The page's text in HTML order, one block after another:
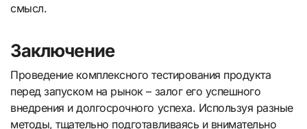
смысл.
Заключение
Проведение комплексного тестирования продукта
перед запуском на рынок – залог его успешного
внедрения и долгосрочного успеха. Используя разные
методы, тщательно подготавливаясь и внимательно